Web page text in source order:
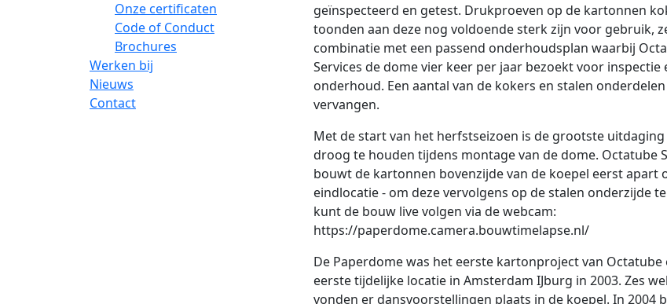
Onze certificaten
Code of Conduct
Brochures
Werken bij
Nieuws
Contact
geïnspecteerd en getest. Drukproeven op de kartonnen
toonden aan deze nog voldoende sterk zijn voor gebruik,
combinatie met een passend onderhoudsplan waarbij
Services de dome vier keer per jaar bezoekt voor inspectie
onderhoud. Een aantal van de kokers en stalen
vervangen.
Met de start van het herfstseizoen is de grootste
droog te houden tijdens montage van de dome. Octatube
bouwt de kartonnen bovenzijde van de koepel eerst apart
eindlocatie - om deze vervolgens op de stalen onderzijde te
kunt de bouw live volgen via de webcam:
https://paperdome.camera.bouwtimelapse.nl/
De Paperdome was het eerste kartonproject van Octatube
eerste tijdelijke locatie in Amsterdam IJburg in 2003. Zes
vonden er dansvoorstellingen plaats in de koepel. In 2004